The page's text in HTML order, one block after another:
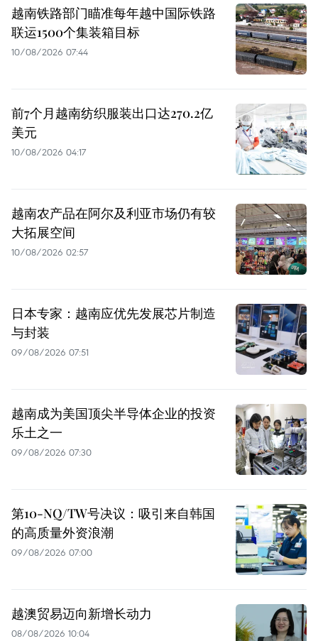
越南铁路部门瞄准每年越中国际铁路
联运1500个集装箱目标
10/08/2026 07:44
前7个月越南纺织服装出口达270.2亿
美元
10/08/2026 04:17
越南农产品在阿尔及利亚市场仍有较
大拓展空间
10/08/2026 02:57
日本专家：越南应优先发展芯片制造
与封装
09/08/2026 07:51
越南成为美国顶尖半导体企业的投资
乐土之一
09/08/2026 07:30
第10-NQ/TW号决议：吸引来自韩国
的高质量外资浪潮
09/08/2026 07:00
越澳贸易迈向新增长动力
08/08/2026 10:04